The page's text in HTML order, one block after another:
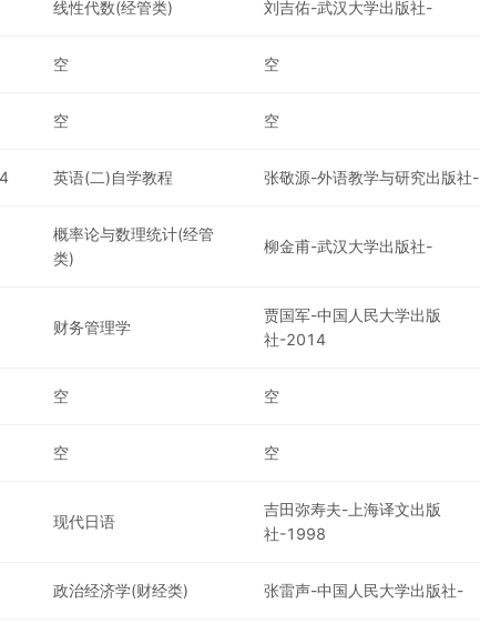
线性代数(经管类) 刘吉佑-武汉大学出版社-
空 空
空 空
英语(二)自学教程 张敬源-外语教学与研究出版社-
概率论与数理统计(经管
类)
柳金甫-武汉大学出版社-
财务管理学
贾国军-中国人民大学出版
社-2014
空 空
空 空
现代日语
吉田弥寿夫-上海译文出版
社-1998
政治经济学(财经类) 张雷声-中国人民大学出版社-